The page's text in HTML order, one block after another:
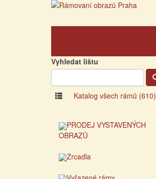
Vyhledat lištu
Katalog všech rámů (610)
PRODEJ VYSTAVENÝCH
OBRAZŮ
Zrcadla